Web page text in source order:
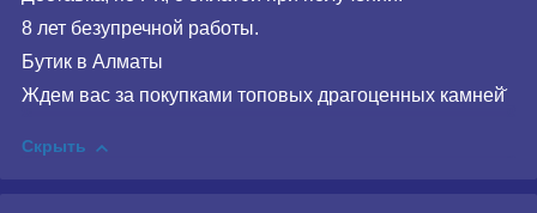
8 лет безупречной работы.
Бутик в Алматы
Ждем вас за покупками топовых драгоценных камней̆
Скрыть